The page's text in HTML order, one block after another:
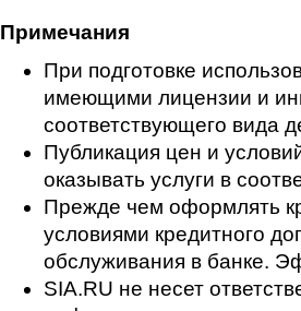
Примечания
При подготовке
имеющими лицензии и
соответствующего вида
Публикация цен и
оказывать услуги в
Прежде чем оформлять
условиями кредитного
обслуживания в банке.
SIA.RU не несет